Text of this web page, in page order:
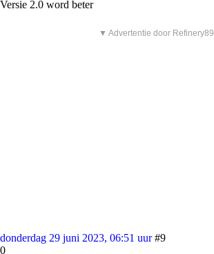
Versie 2.0 word beter
▼ Advertentie door Refinery89
donderdag 29 juni 2023, 06:51 uur #9
0